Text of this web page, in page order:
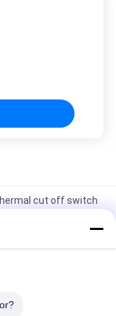
cut off switch
temperature
AC 125V 250V